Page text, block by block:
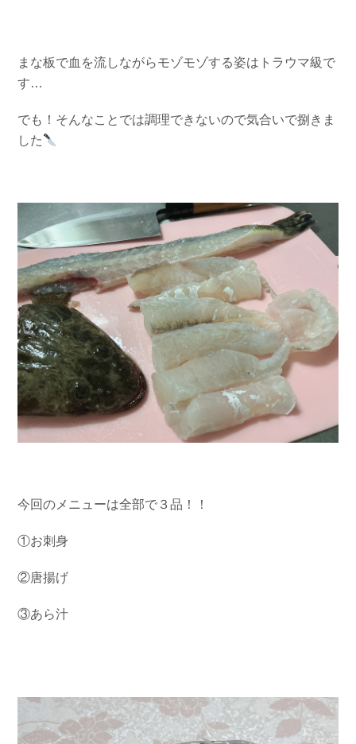
まな板で血を流しながらモゾモゾする姿はトラウマ級で
す…
でも！そんなことでは調理できないので気合いで捌きま
した
今回のメニューは全部で３品！！
①お刺身
②唐揚げ
③あら汁